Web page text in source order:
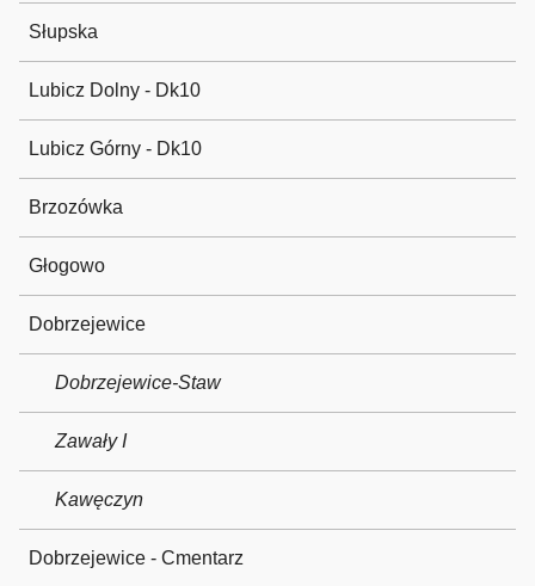
Słupska
Lubicz Dolny - Dk10
Lubicz Górny - Dk10
Brzozówka
Głogowo
Dobrzejewice
Dobrzejewice-Staw
Zawały I
Kawęczyn
Dobrzejewice - Cmentarz